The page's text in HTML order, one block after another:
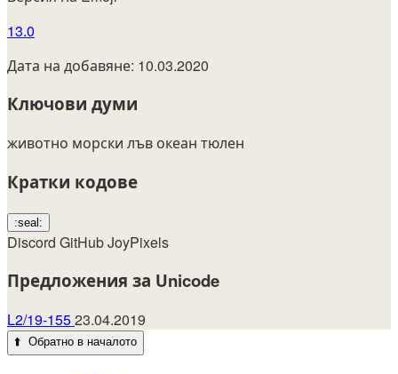
13.0
Дата на добавяне: 10.03.2020
Ключови думи
животно морски лъв океан тюлен
Кратки кодове
:seal:
Discord GitHubJoyPixels
Предложения за Unicode
L2/19-15523.04.2019
⬆️ Обратно в началото